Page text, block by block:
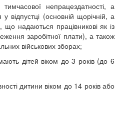
непрацездатності, а
відпустці (основній щорічній, а
що надаються працівникові як із
заробітної плати), а також
військових зборах;
дітей віком до 3 років (до 6
дитини віком до 14 років або